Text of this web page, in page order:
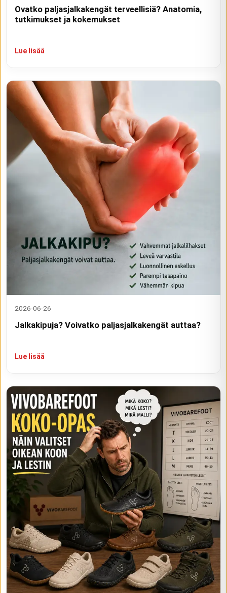
Ovatko paljasjalkakengät terveellisiä? Anatomia,
tutkimukset ja kokemukset
Lue lisää
2026-06-26
Jalkakipuja? Voivatko paljasjalkakengät auttaa?
Lue lisää